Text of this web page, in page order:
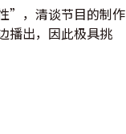
”，清谈节目的制作
播出，因此极具挑